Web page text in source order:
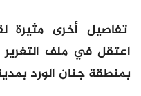
تفاصيل أخرى مثيرة
اعتقل في ملف
بمنطقة جنان الورد